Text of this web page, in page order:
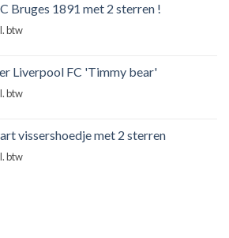
Bruges 1891 met 2 sterren !
btw
Liverpool FC 'Timmy bear'
btw
vissershoedje met 2 sterren
btw